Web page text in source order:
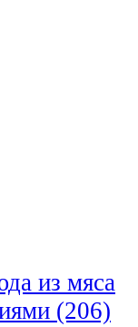
из мяса
(206)